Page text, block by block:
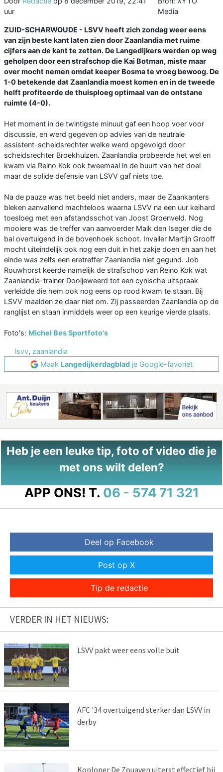
uur
Media
ZUID-SCHARWOUDE - LSVV heeft zich zondag weer eens
van zijn beste kant laten zien door Zaanlandia met ruime
cijfers aan de kant te zetten. De Langedijkers werden op weg
geholpen door een strafschop die Kai Botman, miste maar
over mocht nemen omdat keeper Bosma te vroeg bewoog. De
1-0 betekende dat Zaanlandia moest komen en in de tweede
helft profiteerde de thuisploeg optimaal van de ontstane
ruimte (4-0).
Het moment in de twintigste minuut gaf een hoop voer voor
discussie, en werd gegeven op advies van de neutrale
assistent-scheidsrechter welke werd opgevolgd door
scheidsrechter Broekhuizen. Zaanlandia probeerde het wel en
kwam via Reino Kok ook tweemaal in de buurt van het doel
maar de solide defensie van LSVV gaf niets toe.
Na de pauze was het beeld niet anders, maar de Zaankanters
bleken aanvallend machteloos waarna LSVV na een uur keihard
toesloeg met een afstandsschot van Joost Groenveld. Nog
mooiere was de treffer van aanvoerder Maik den Iseger die de
bal overtuigend in de bovenhoek schoot. Invaller Martijn Grooff
mocht uiteindelijk ook nog een duit in het zakje doen en aan het
einde was zelfs een eretreffer Zaanlandia niet gegund. Job
Rouwhorst keerde namelijk de strafschop van Reino Kok wat
Zaanlandia-trainer Dooijeweerd tot een cynische uitspraak
verleidde die hem ook nog eens op rood kwam te staan. Bij
LSVV maalden ze daar niet om. Zij passeerden Zaanlandia op de
ranglijst en staan inmiddels weer op een keurige vierde plaats.
Foto's: Michel Bes Sportfoto's
lsvv, zaanlandia
Maak Langedijkerdagblad je Google-favoriet
Heb je een leuke tip, foto of video die je
met ons wilt delen?
APP ONS! T. 06 - 574 71 321
Deel op Facebook
Post op X
Tip de redactie
VERDER IN HET NIEUWS:
LSVV pakt weer eens volle buit
AFC '34 overtuigend sterker dan LSVV in
derby
Koploper De Zouaven uiterst effectief bij